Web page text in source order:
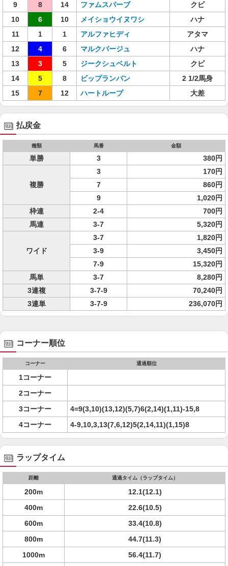
9
8 14 ファムスパーブ
クビ
10
6 10 メイショウイヌワシ
ハナ
11
1 1 アルファヒディ
アタマ
12
4 6 マルクパージュ
ハナ
13
3 5 ジークシュベルト
クビ
14
5 8 ビップランバン
2 1/2馬身
15
7 12 ハートループ 大差
払戻金
種類 馬番 金額
単勝 3 380円
複勝
3
170円
7
860円
9
1,020円
枠連
2-4
700円
馬連
3-7 5,320円
ワイド
3-7
1,820円
3-9
3,450円
7-9
15,320円
馬単
3-7
8,280円
3連複
3-7-9
70,240円
3連単
3-7-9 236,070円
コーナー順位
コーナー 通過順位
1コーナー
2コーナー
3コーナー
4=9(3,10)(13,12)(5,7)6(2,14)(1,11)-15,8
4コーナー
4-9,10,3,13(7,6,12)5(2,14,11)(1,15)8
ラップタイム
距離 通過タイム（ラップタイム）
200m
12.1(12.1)
400m
22.6(10.5)
600m
33.4(10.8)
800m
44.7(11.3)
1000m
56.4(11.7)